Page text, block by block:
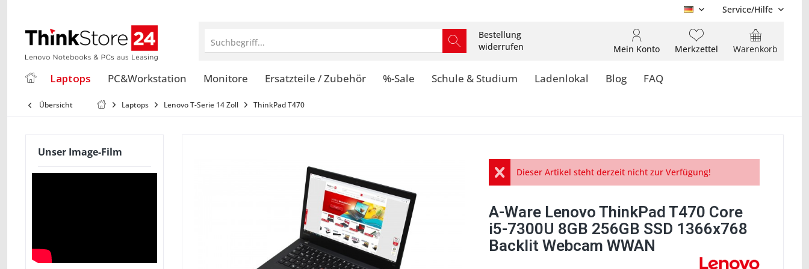
DE Service/Hilfe
Suchbegriff...
Bestellung
widerrufen
Warenkorb
Merkzettel
Mein Konto
Laptops PC&Workstation Monitore Ersatzteile / Zubehör %-Sale Schule & Studium Ladenlokal Blog FAQ
Übersicht Laptops Lenovo T-Serie 14 Zoll ThinkPad T470
Unser Image-Film
Dieser Artikel steht derzeit nicht zur Verfügung!
A-Ware Lenovo ThinkPad T470 Core
i5-7300U 8GB 256GB SSD 1366x768
Backlit Webcam WWAN